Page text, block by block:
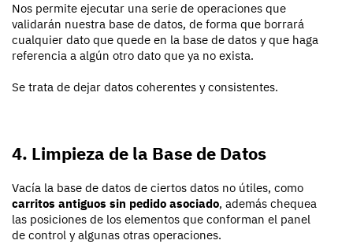
Nos permite ejecutar una serie de operaciones que
validarán nuestra base de datos, de forma que borrará
cualquier dato que quede en la base de datos y que haga
referencia a algún otro dato que ya no exista.
Se trata de dejar datos coherentes y consistentes.
4. Limpieza de la Base de Datos
Vacía la base de datos de ciertos datos no útiles, como
carritos antiguos sin pedido asociado, además chequea
las posiciones de los elementos que conforman el panel
de control y algunas otras operaciones.